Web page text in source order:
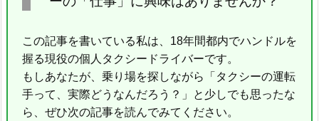
この記事を書いている私は、18年間都内でハンドルを
握る現役の個人タクシードライバーです。
もしあなたが、乗り場を探しながら「タクシーの運転
手って、実際どうなんだろう？」と少しでも思ったな
ら、ぜひ次の記事を読んでみてください。